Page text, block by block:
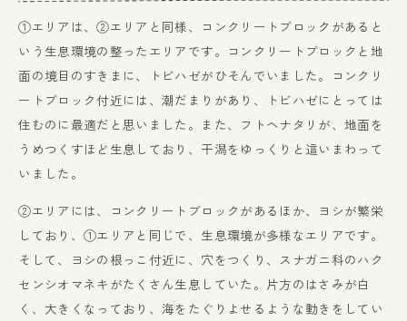
①エリアは、②エリアと同様、コンクリートブロックがあると
いう生息環境の整ったエリアです。コンクリートブロックと地
面の境目のすきまに、トビハゼがひそんでいました。コンクリ
ートブロック付近には、潮だまりがあり、トビハゼにとっては
住むのに最適だと思いました。また、フトヘナタリが、地面を
うめつくすほど生息しており、干潟をゆっくりと這いまわって
いました。
②エリアには、コンクリートブロックがあるほか、ヨシが繁栄
しており、①エリアと同じで、生息環境が多様なエリアです。
そして、ヨシの根っこ付近に、穴をつくり、スナガニ科のハク
センシオマネキがたくさん生息していた。片方のはさみが白
く、大きくなっており、海をたぐりよせるような動きをしてい